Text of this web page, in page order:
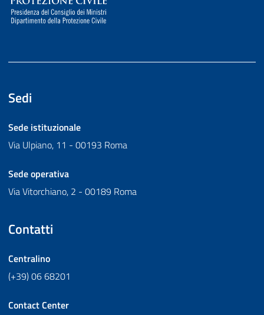
Sedi
Sede istituzionale
Via Ulpiano, 11 - 00193 Roma
Sede operativa
Via Vitorchiano, 2 - 00189 Roma
Contatti
Centralino
(+39) 06 68201
Contact Center